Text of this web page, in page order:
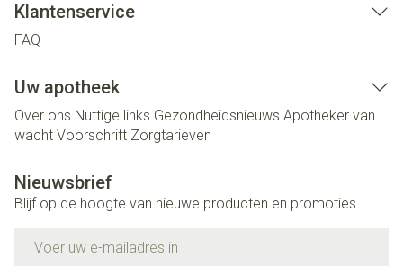
Klantenservice
FAQ
Uw apotheek
Over ons Nuttige links Gezondheidsnieuws Apotheker van
wacht Voorschrift Zorgtarieven
Nieuwsbrief
Blijf op de hoogte van nieuwe producten en promoties